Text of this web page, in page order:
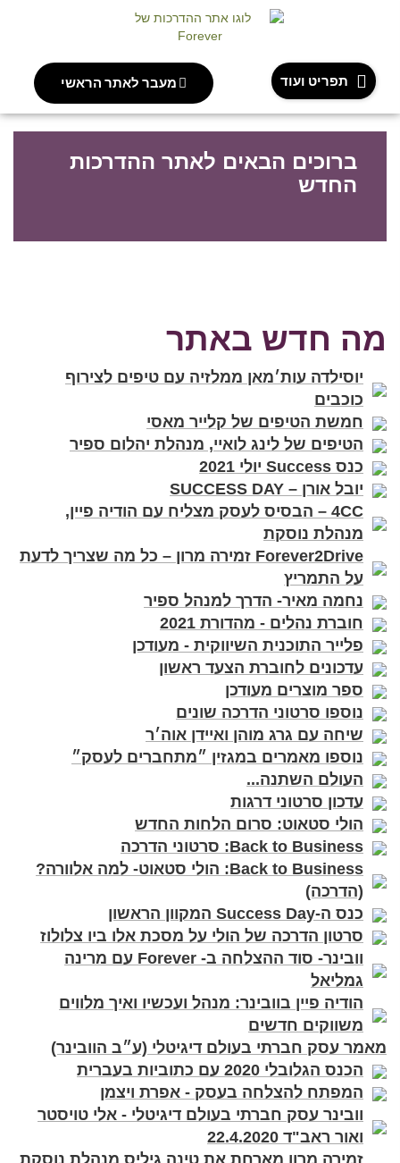
תפריט ועוד מעבר לאתר הראשי
ברוכים הבאים לאתר ההדרכות
החדש
מה חדש באתר
יוסילדה עות׳מאן ממלזיה עם טיפים לצירוף
כוכבים
חמשת הטיפים של קלייר מאסי
הטיפים של לינג לואיי, מנהלת יהלום ספיר
כנס Success יולי 2021
יובל אורן – SUCCESS DAY
4CC – הבסיס לעסק מצליח עם הודיה פיין,
מנהלת נוסקת
Forever2Drive זמירה מרון – כל מה שצריך לדעת
על התמריץ
נחמה מאיר- הדרך למנהל ספיר
חוברת נהלים - מהדורת 2021
פלייר התוכנית השיווקית - מעודכן
עדכונים לחוברת הצעד ראשון
ספר מוצרים מעודכן
נוספו סרטוני הדרכה שונים
שיחה עם גרג מוהן ואיידן אוה׳ר
נוספו מאמרים במגזין ״מתחברים לעסק״
העולם השתנה...
עדכון סרטוני דרגות
הולי סטאוט: סרום הלחות החדש
Back to Business: סרטוני הדרכה
Back to Business: הולי סטאוט- למה אלוורה?
(הדרכה)
כנס ה-Success Day המקוון הראשון
סרטון הדרכה של הולי על מסכת אלו ביו צלולוז
וובינר- סוד ההצלחה ב- Forever עם מרינה
גמליאל
הודיה פיין בוובינר: מנהל ועכשיו ואיך מלווים
משווקים חדשים
מאמר עסק חברתי בעולם דיגיטלי (ע״ב הוובינר)
הכנס הגלובלי 2020 עם כתוביות בעברית
המפתח להצלחה בעסק - אפרת ויצמן
וובינר עסק חברתי בעולם דיגיטלי - אלי טויסטר
ואור ראב"ד 22.4.2020
זמירה מרון מארחת את טינה גיליס מנהלת נוסקת